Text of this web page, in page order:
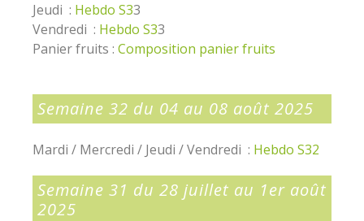
Jeudi : Hebdo S33
Vendredi : Hebdo S33
Panier fruits : Composition panier fruits
Semaine 32 du 04 au 08 août 2025
Mardi / Mercredi / Jeudi / Vendredi : Hebdo S32
Semaine 31 du 28 juillet au 1er août
2025